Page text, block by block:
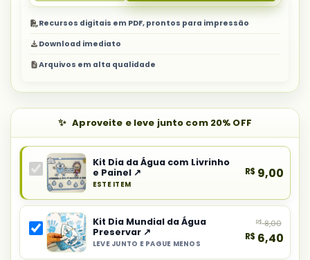
Recursos digitais em PDF, prontos para impressão
Download imediato
Arquivos em alta qualidade
Aproveite e leve junto com 20% OFF
Produto
principal
do
combo:
Kit
Kit Dia da Água com Livrinho
e Painel ↗
ESTE ITEM
R$ 9,00
Selecionar
Kit Dia Mundial da Água
Preservar ↗
LEVE JUNTO E PAGUE MENOS
R$8,00
R$ 6,40